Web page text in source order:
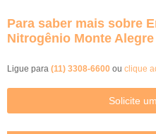
Para saber mais sobre
Nitrogênio Monte Alegre
Ligue para (11) 3308-6600 ou clique
Solicite